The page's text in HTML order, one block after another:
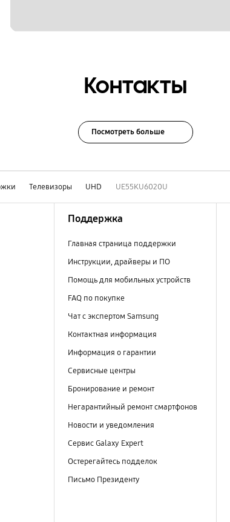
Контакты
Посмотреть больше
Телевизоры UHD UE55KU6020U
Поддержка
Главная страница поддержки
Инструкции, драйверы и ПО
Помощь для мобильных устройств
FAQ по покупке
Чат с экспертом Samsung
Контактная информация
Информация о гарантии
Сервисные центры
Бронирование и ремонт
Негарантийный ремонт смартфонов
Новости и уведомления
Сервис Galaxy Expert
Остерегайтесь подделок
Письмо Президенту